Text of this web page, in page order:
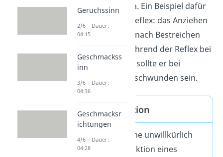
nicht vorkommen. Ein Beispiel dafür
ist der Babinski-Reflex: das Anziehen
des großen Zehs nach Bestreichen
der Fußsohle. Während der Reflex bei
Babys normal ist, sollte er bei
Erwachsenen verschwunden sein.
Reflex Definition
Ein Reflex ist eine unwillkürlich
ablaufende Reaktion eines
Geruchssinn
2/6 – Dauer:
04:15
Geschmackss
inn
3/6 – Dauer:
04:36
Geschmacksr
ichtungen
4/6 – Dauer:
04:28